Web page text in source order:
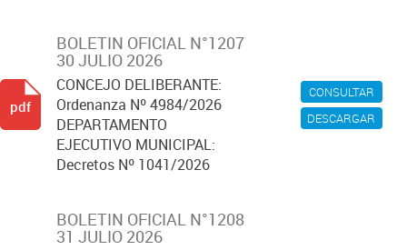
CONSULTAR
DESCARGAR
BOLETIN OFICIAL N°1207
30 JULIO 2026
CONCEJO DELIBERANTE:
Ordenanza Nº 4984/2026
DEPARTAMENTO
EJECUTIVO MUNICIPAL:
Decretos Nº 1041/2026
pdf
BOLETIN OFICIAL N°1208
31 JULIO 2026